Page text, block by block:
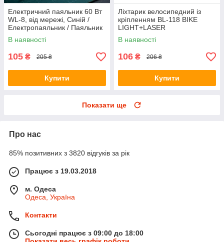
Електричний паяльник 60 Вт
WL-8, від мережі, Синій /
Електропаяльник / Паяльник
для мікросхем / Паяльник з
мідним жалом
В наявності
105 ₴ 205 ₴
Купити
Ліхтарик велосипедний із
кріпленням BL-118 BIKE
LIGHT+LASER
В наявності
106 ₴ 206 ₴
Купити
Показати ще
Про нас
85% позитивних з 3820 відгуків за рік
Працює з 19.03.2018
м. Одеса
Одеса, Україна
Контакти
Сьогодні працює з 09:00 до 18:00